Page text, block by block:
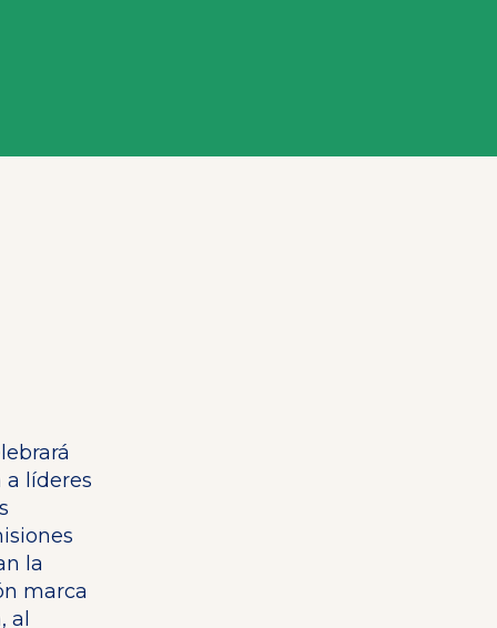
a líderes
la
marca
al